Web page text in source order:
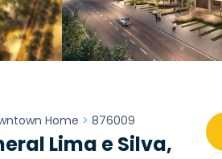
Home > 876009
Lima e Silva,